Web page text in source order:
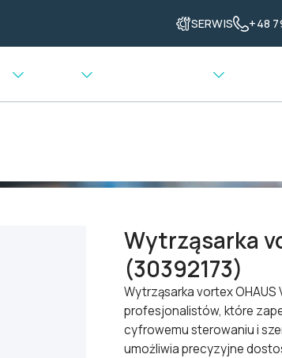
SERWIS +48
Wytrząsarka
(30392173)
Wytrząsarka vortex OHAUS
profesjonalistów, które
cyfrowemu sterowaniu i
umożliwia precyzyjne